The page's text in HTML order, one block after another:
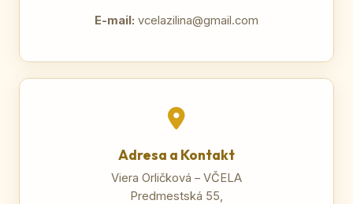
E-mail: vcelazilina@gmail.com
Adresa a Kontakt
Viera Orličková – VČELA
Predmestská 55,